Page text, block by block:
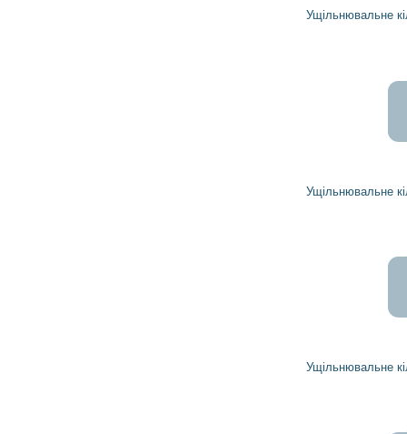
Ущільнювальне кільце 1974687 DELCO REMY
Ущільнювальне кільце 1974688 DELCO REMY
Ущільнювальне кільце 1974692 DELCO REMY